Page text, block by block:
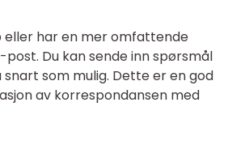
eller har en mer omfattende
Du kan sende inn spørsmål
som mulig. Dette er en god
av korrespondansen med